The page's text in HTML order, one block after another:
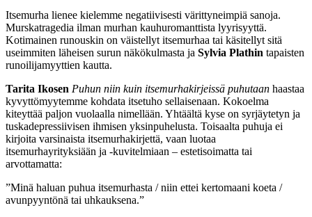
Itsemurha lienee kielemme negatiivisesti värittyneimpiä sanoja.
Murskatragedia ilman murhan kauhuromanttista lyyrisyyttä.
Kotimainen runouskin on väistellyt itsemurhaa tai käsitellyt sitä
useimmiten läheisen surun näkökulmasta ja Sylvia Plathin tapaisten
runoilijamyyttien kautta.
Tarita Ikosen Puhun niin kuin itsemurhakirjeissä puhutaan haastaa
kyvyttömyytemme kohdata itsetuho sellaisenaan. Kokoelma
kiteyttää paljon vuolaalla nimellään. Yhtäältä kyse on syrjäytetyn ja
tuskadepressiivisen ihmisen yksinpuhelusta. Toisaalta puhuja ei
kirjoita varsinaista itsemurhakirjettä, vaan luotaa
itsemurhayrityksiään ja -kuvitelmiaan – estetisoimatta tai
arvottamatta:
”Minä haluan puhua itsemurhasta / niin ettei kertomaani koeta /
avunpyyntönä tai uhkauksena.”